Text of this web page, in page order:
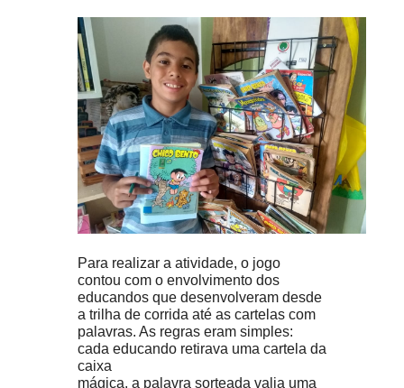
Para realizar a atividade, o jogo
contou com o envolvimento dos
educandos que desenvolveram desde
a trilha de corrida até as cartelas com
palavras. As regras eram simples:
cada educando retirava uma cartela da
caixa
mágica, a palavra sorteada valia uma